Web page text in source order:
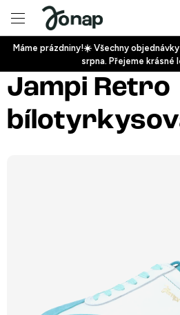
obsah
Máme prázdniny!☀️ Všechny
srpna. Přejeme krásné
Jampi Retro